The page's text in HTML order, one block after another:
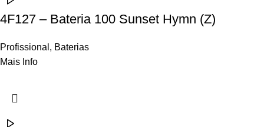
4F127 – Bateria 100 Sunset Hymn (Z)
Profissional , Baterias
Mais Info